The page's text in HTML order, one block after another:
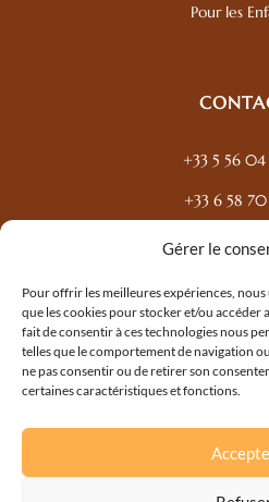
Gérer le
Pour offrir les meilleures expériences,
que les cookies pour stocker et/ou accéder
fait de consentir à ces technologies nous
telles que le comportement de navigation
ne pas consentir ou de retirer son
certaines caractéristiques et fonctions.
Pour les
+33 5 56 04
+33 6 58
83 Cours Balguerie
Tous droits
© 2026 –
Conception & SEO par
Conditions